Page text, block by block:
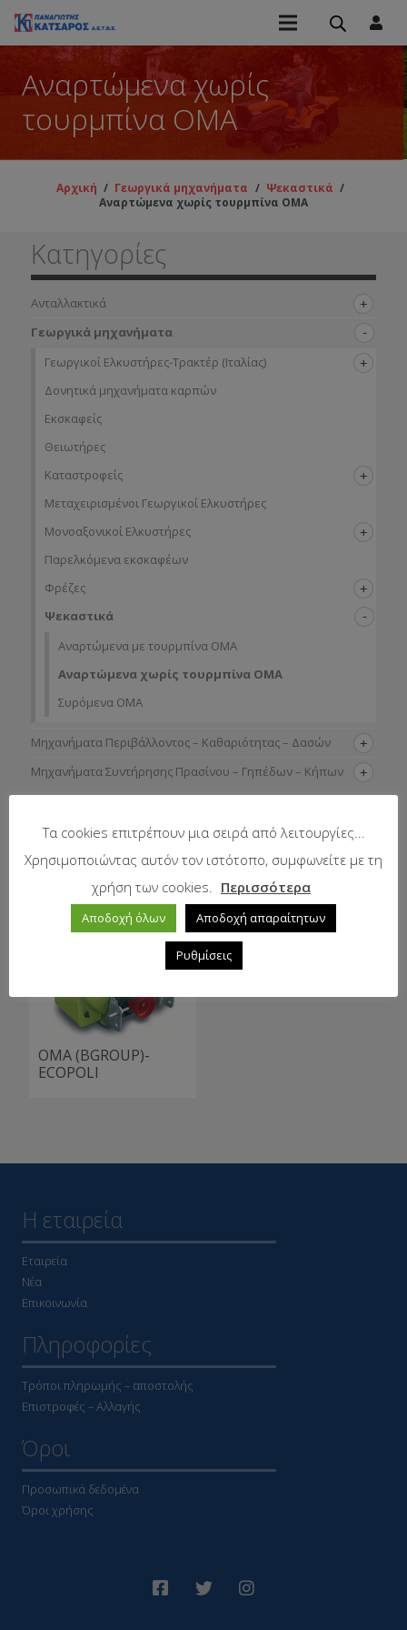
Αναρτώμενα χωρίς
τουρμπίνα ΟΜΑ
Αρχική / Γεωργικά μηχανήματα / Ψεκαστικά /
Αναρτώμενα χωρίς τουρμπίνα ΟΜΑ
Κατηγορίες
Ανταλλακτικά
Γεωργικά μηχανήματα
Γεωργικοί Ελκυστήρες-Τρακτέρ (Ιταλίας)
Δονητικά μηχανήματα καρπών
Εκσκαφείς
Θειωτήρες
Καταστροφείς
Μεταχειρισμένοι Γεωργικοί Ελκυστήρες
Μονοαξονικοί Ελκυστήρες
Παρελκόμενα εκσκαφέων
Φρέζες
Ψεκαστικά
Αναρτώμενα με τουρμπίνα ΟΜΑ
Αναρτώμενα χωρίς τουρμπίνα ΟΜΑ
Συρόμενα ΟΜΑ
Μηχανήματα Περιβάλλοντος – Καθαριότητας – Δασών
Μηχανήματα Συντήρησης Πρασίνου – Γηπέδων – Κήπων
OMA (BGROUP)-
ECOPOLI
Η εταιρεία
Εταιρεία
Νέα
Επικοινωνία
Πληροφορίες
Τρόποι πληρωμής – αποστολής
Επιστροφές – Αλλαγής
Όροι
Προσωπικά δεδομένα
Όροι χρήσης
Τα cookies επιτρέπουν μια σειρά από λειτουργίες...
Χρησιμοποιώντας αυτόν τον ιστότοπο, συμφωνείτε με τη
χρήση των cookies.
Περισσότερα
Αποδοχή όλων Αποδοχή απαραίτητων
Ρυθμίσεις